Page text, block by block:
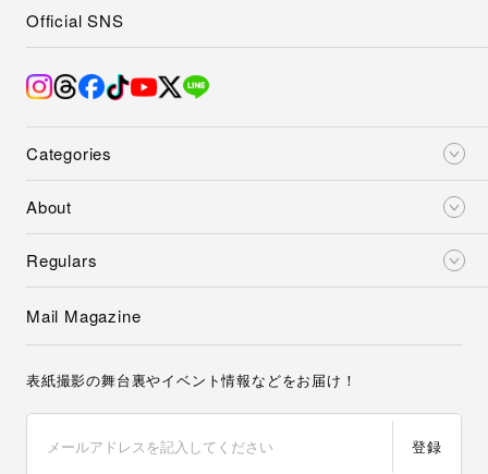
Categories
About
Regulars
Official SNS
Mail Magazine
表紙撮影の舞台裏やイベント情報などをお届け！
登録